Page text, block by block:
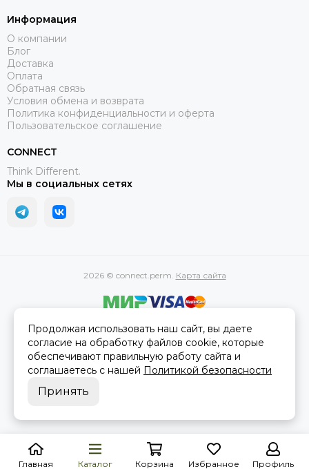
Информация
О компании
Блог
Доставка
Оплата
Обратная связь
Условия обмена и возврата
Политика конфиденциальности и оферта
Пользовательское соглашение
CONNECT
Think Different.
Мы в социальных сетях
2026 © connect.perm. Карта сайта
Официальная информация
Сайт носит сугубо информационный характер и не является
публичной офертой, определённой статьей 437(2) ГК РФ
Главная Каталог Корзина Избранное Профиль
Продолжая использовать наш сайт, вы даете
согласие на обработку файлов cookie, которые
обеспечивают правильную работу сайта и
соглашаетесь с нашей Политикой безопасности
Принять